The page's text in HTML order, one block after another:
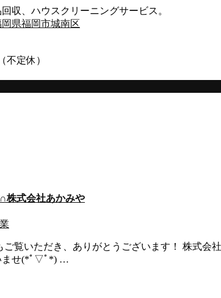
収、ハウスクリーニングサービス。
不定休）
式会社あかみや
ご覧いただき、ありがとうございます！ 株式
ませ(*ﾟ▽ﾟ*) …